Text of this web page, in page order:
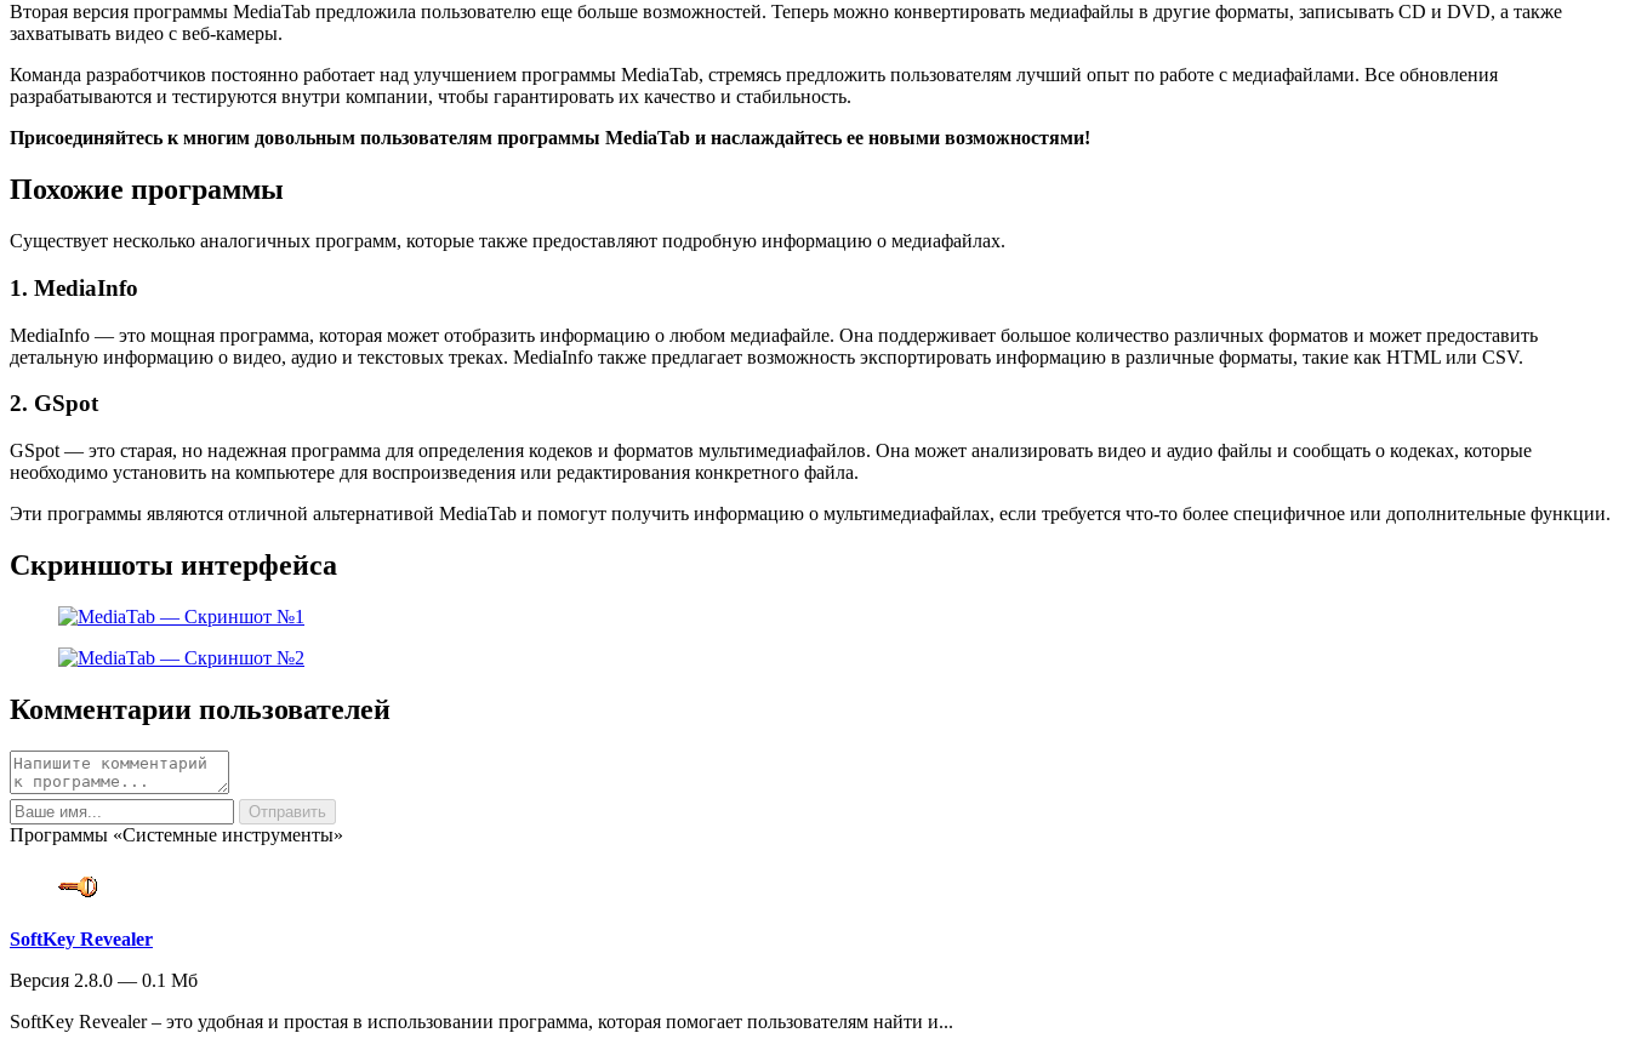
Вторая версия программы MediaTab предложила пользователю еще больше возможностей. Теперь можно конвертировать медиафайлы в другие форматы, записывать CD и DVD, а также
захватывать видео с веб-камеры.
Команда разработчиков постоянно работает над улучшением программы MediaTab, стремясь предложить пользователям лучший опыт по работе с медиафайлами. Все обновления
разрабатываются и тестируются внутри компании, чтобы гарантировать их качество и стабильность.
Присоединяйтесь к многим довольным пользователям программы MediaTab и наслаждайтесь ее новыми возможностями!
Похожие программы
Существует несколько аналогичных программ, которые также предоставляют подробную информацию о медиафайлах.
1. MediaInfo
MediaInfo — это мощная программа, которая может отобразить информацию о любом медиафайле. Она поддерживает большое количество различных форматов и может предоставить
детальную информацию о видео, аудио и текстовых треках. MediaInfo также предлагает возможность экспортировать информацию в различные форматы, такие как HTML или CSV.
2. GSpot
GSpot — это старая, но надежная программа для определения кодеков и форматов мультимедиафайлов. Она может анализировать видео и аудио файлы и сообщать о кодеках, которые
необходимо установить на компьютере для воспроизведения или редактирования конкретного файла.
Эти программы являются отличной альтернативой MediaTab и помогут получить информацию о мультимедиафайлах, если требуется что-то более специфичное или дополнительные функции.
Скриншоты интерфейса
Комментарии пользователей
Программы «Системные инструменты»
SoftKey Revealer
Версия 2.8.0 — 0.1 Мб
SoftKey Revealer – это удобная и простая в использовании программа, которая помогает пользователям найти и...